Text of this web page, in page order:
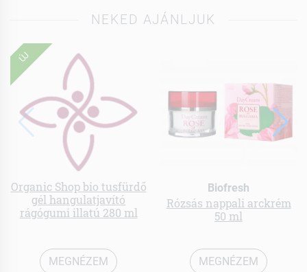
NEKED AJÁNLJUK
ÚJ
Organic Shop bio tusfürdő
gél hangulatjavító
rágógumi illatú 280 ml
MEGNÉZEM
Biofresh
Rózsás nappali arckrém
50 ml
MEGNÉZEM